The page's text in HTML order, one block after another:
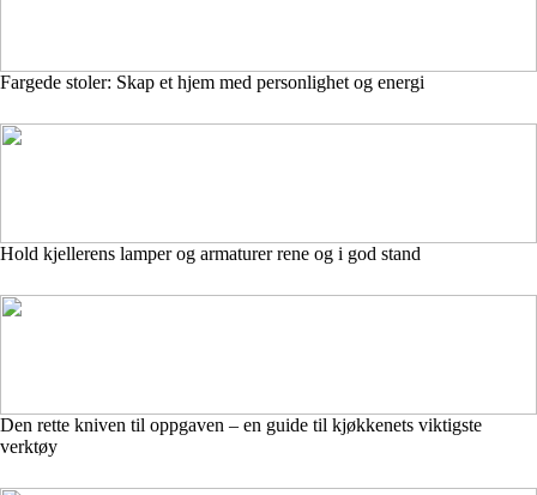
Fargede stoler: Skap et hjem med personlighet og energi
Hold kjellerens lamper og armaturer rene og i god stand
Den rette kniven til oppgaven – en guide til kjøkkenets viktigste
verktøy